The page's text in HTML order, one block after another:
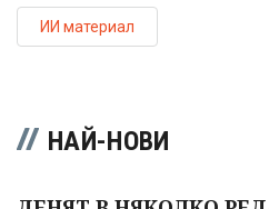
ИИ материал
НАЙ-НОВИ